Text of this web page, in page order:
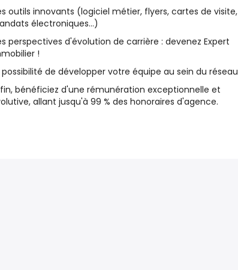
outils innovants (logiciel métier, flyers, cartes de visite,
électroniques…)
perspectives d'évolution de carrière : devenez Expert
!
possibilité de développer votre équipe au sein du réseau
bénéficiez d'une rémunération exceptionnelle et
allant jusqu'à 99 % des honoraires d'agence.